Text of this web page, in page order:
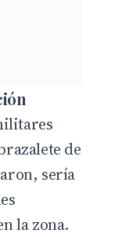
de
sería
la zona.